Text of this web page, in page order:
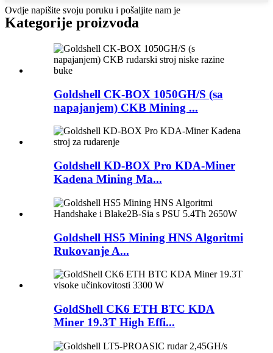
Ovdje napišite svoju poruku i pošaljite nam je
Kategorije proizvoda
Goldshell CK-BOX 1050GH/S (sa
napajanjem) CKB Mining ...
Goldshell KD-BOX Pro KDA-Miner
Kadena Mining Ma...
Goldshell HS5 Mining HNS Algoritmi
Rukovanje A...
GoldShell CK6 ETH BTC KDA
Miner 19.3T High Effi...